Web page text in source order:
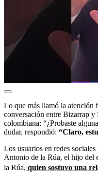
Lo que más llamó la atención
conversación entre Bizarrap
colombiana: “¿Probaste
dudar, respondió: “Claro,
Los usuarios en redes
Antonio de la Rúa, el hijo del
la Rúa, quien sostuvo una